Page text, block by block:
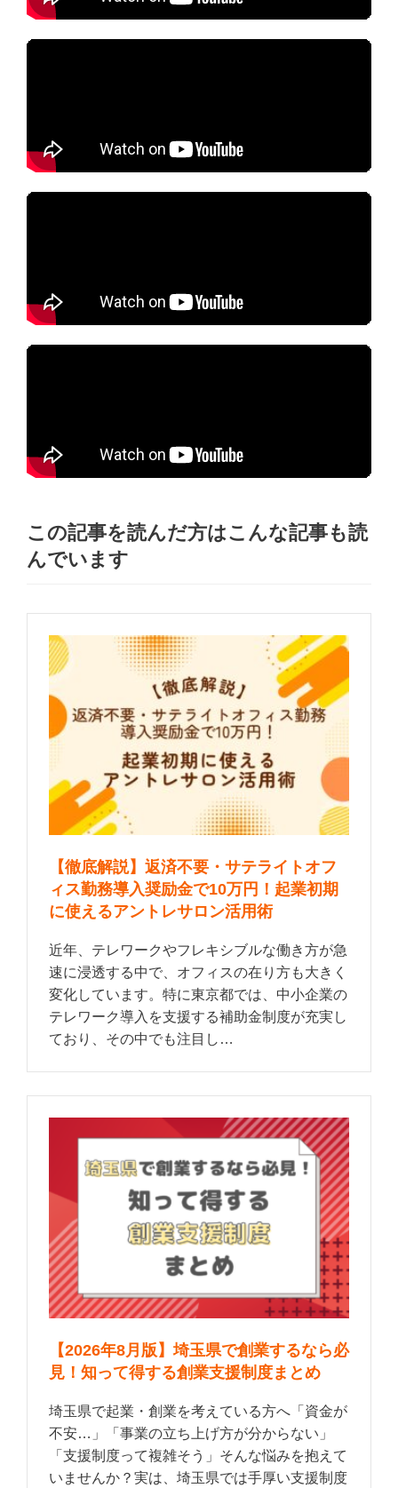
この記事を読んだ方はこんな記事も読
んでいます
【徹底解説】返済不要・サテライトオフ
ィス勤務導入奨励金で10万円！起業初期
に使えるアントレサロン活用術
近年、テレワークやフレキシブルな働き方が急
速に浸透する中で、オフィスの在り方も大きく
変化しています。特に東京都では、中小企業の
テレワーク導入を支援する補助金制度が充実し
ており、その中でも注目し…
【2026年8月版】埼玉県で創業するなら必
見！知って得する創業支援制度まとめ
埼玉県で起業・創業を考えている方へ「資金が
不安…」「事業の立ち上げ方が分からない」
「支援制度って複雑そう」そんな悩みを抱えて
いませんか？実は、埼玉県では手厚い支援制度